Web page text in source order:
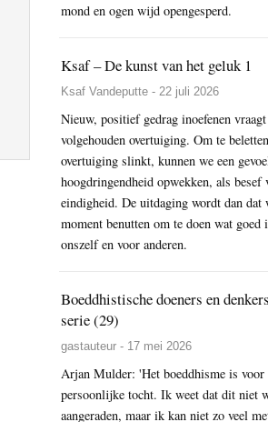
mond en ogen wijd opengesperd.
Ksaf – De kunst van het geluk 1
Ksaf Vandeputte - 22 juli 2026
Nieuw, positief gedrag inoefenen
volgehouden overtuiging. Om te
overtuiging slinkt, kunnen we een
hoogdringendheid opwekken, als besef
eindigheid. De uitdaging wordt dan dat
moment benutten om te doen wat goed
onszelf en voor anderen.
Boeddhistische doeners en
serie (29)
gastauteur - 17 mei 2026
Arjan Mulder: 'Het boeddhisme is voor
persoonlijke tocht. Ik weet dat dit niet
aangeraden, maar ik kan niet zo veel